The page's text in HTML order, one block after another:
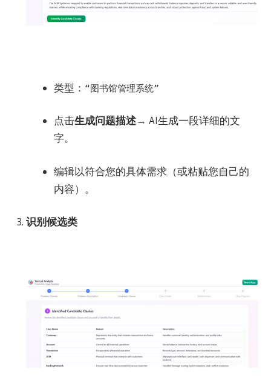
类型： “图书馆管理系统”
点击生成问题描述→ AI生成一段详细的文
字。
编辑以符合您的具体需求（或粘贴您自己的
内容）。
识别候选类